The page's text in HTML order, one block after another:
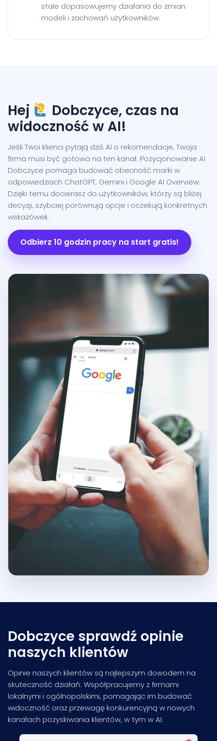
stale dopasowujemy działania do zmian
modeli i zachowań użytkowników.
Hej
Dobczyce, czas na
widoczność w AI!
Jeśli Twoi klienci pytają dziś AI o rekomendacje, Twoja
firma musi być gotowa na ten kanał. Pozycjonowanie AI
Dobczyce pomaga budować obecność marki w
odpowiedziach ChatGPT, Gemini i Google AI Overview.
Dzięki temu docierasz do użytkowników, którzy są bliżej
decyzji, szybciej porównują opcje i oczekują konkretnych
wskazówek.
Odbierz 10 godzin pracy na start gratis!
Dobczyce sprawdź opinie
naszych klientów
Opinie naszych klientów są najlepszym dowodem na
skuteczność działań. Współpracujemy z firmami
lokalnymi i ogólnopolskimi, pomagając im budować
widoczność oraz przewagę konkurencyjną w nowych
kanałach pozyskiwania klientów, w tym w AI.